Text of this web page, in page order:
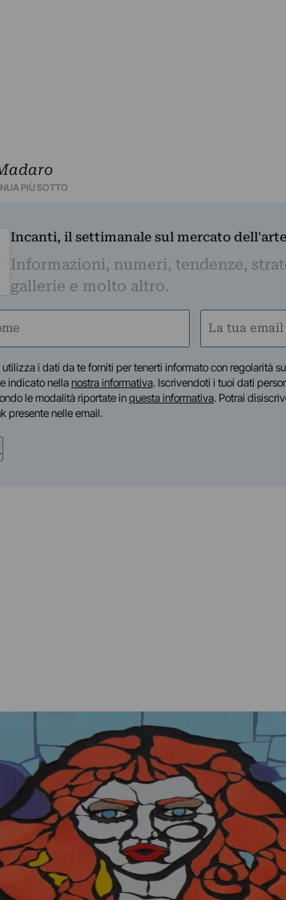
PIÙ SOTTO
Incanti, il settimanale sul mercato dell'arte
Informazioni, numeri, tendenze,
gallerie e molto altro.
Email
i dati da te forniti per tenerti informato con regolarità
indicato nellanostra informativa. Iscrivendoti i tuoi dati
le modalità riportate inquesta informativa. Potrai
presente nelle email.